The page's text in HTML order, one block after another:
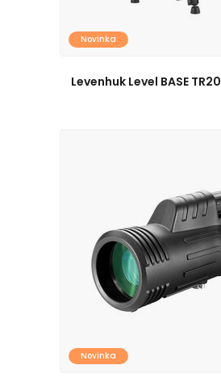
Novinka
Levenhuk Level BASE TR20
Novinka